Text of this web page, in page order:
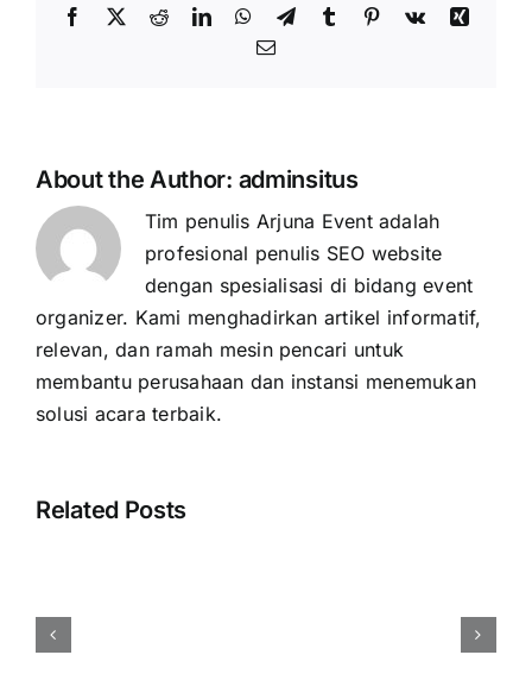
Facebook
X RedditLinkedInWhatsApp
TelegramTumblr Pinterest
Vk
Xing
Email
About the Author: adminsitus
Tim penulis Arjuna Event adalah
profesional penulis SEO website
dengan spesialisasi di bidang event
organizer. Kami menghadirkan artikel informatif,
relevan, dan ramah mesin pencari untuk
membantu perusahaan dan instansi menemukan
solusi acara terbaik.
Related Posts